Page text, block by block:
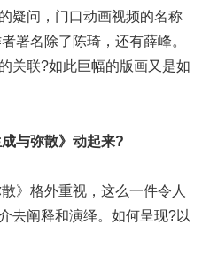
疑问，门口动画视频的名称
署名除了陈琦，还有薛峰。
关联?如此巨幅的版画又是如
与弥散》动起来?
》格外重视，这么一件令人
去阐释和演绎。如何呈现?以